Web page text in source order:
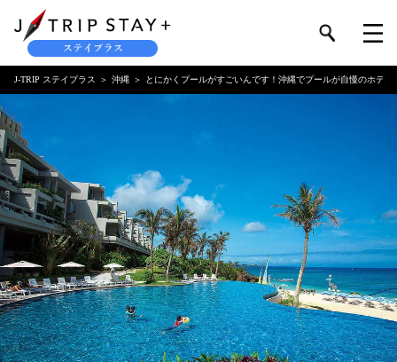
J-TRIP ステイプラス 沖縄 とにかくプールがすごいんです！沖縄でプールが自慢のホテル